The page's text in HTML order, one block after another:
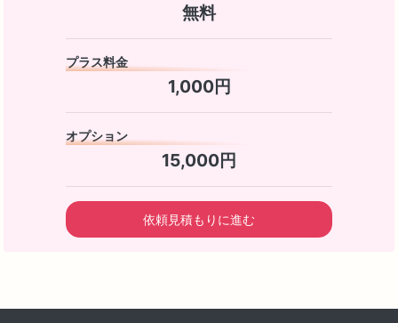
無料
プラス料金
1,000円
オプション
15,000円
依頼見積もりに進む